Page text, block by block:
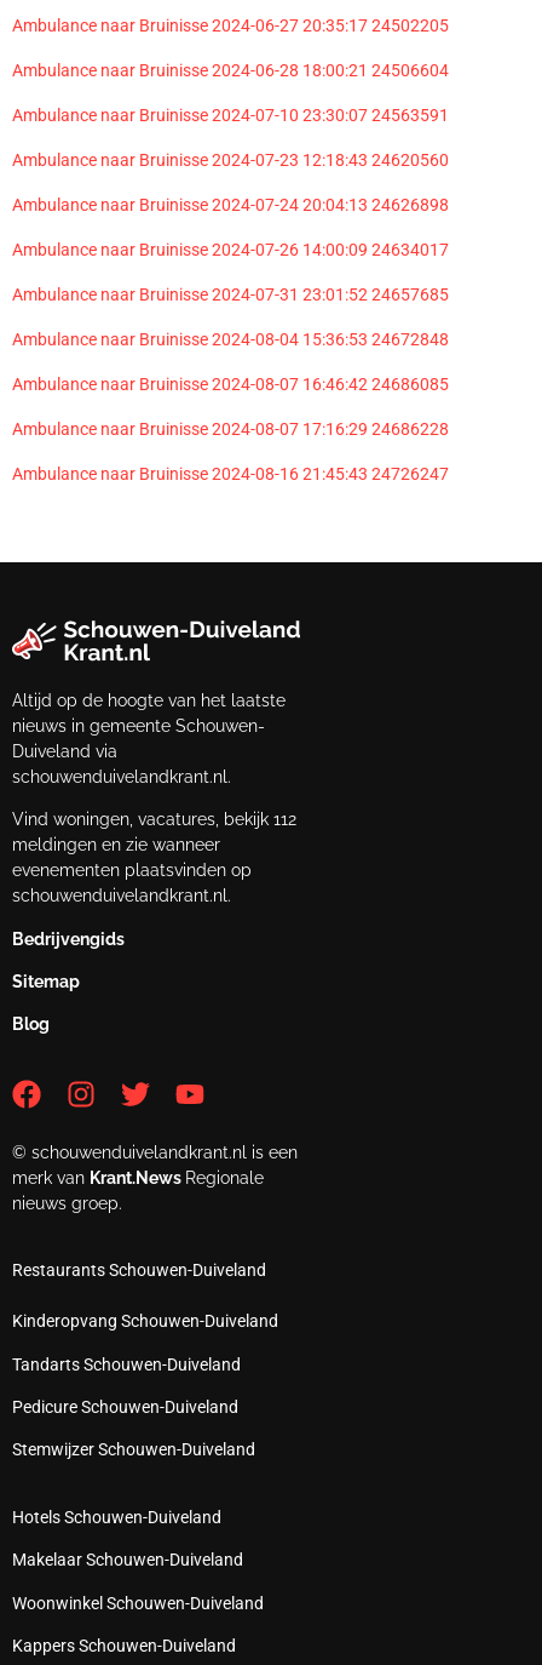
Ambulance naar Bruinisse 2024-06-27 20:35:17 24502205
Ambulance naar Bruinisse 2024-06-28 18:00:21 24506604
Ambulance naar Bruinisse 2024-07-10 23:30:07 24563591
Ambulance naar Bruinisse 2024-07-23 12:18:43 24620560
Ambulance naar Bruinisse 2024-07-24 20:04:13 24626898
Ambulance naar Bruinisse 2024-07-26 14:00:09 24634017
Ambulance naar Bruinisse 2024-07-31 23:01:52 24657685
Ambulance naar Bruinisse 2024-08-04 15:36:53 24672848
Ambulance naar Bruinisse 2024-08-07 16:46:42 24686085
Ambulance naar Bruinisse 2024-08-07 17:16:29 24686228
Ambulance naar Bruinisse 2024-08-16 21:45:43 24726247
Altijd op de hoogte van het laatste
nieuws in gemeente Schouwen-
Duiveland via
schouwenduivelandkrant.nl.
Vind woningen, vacatures, bekijk 112
meldingen en zie wanneer
evenementen plaatsvinden op
schouwenduivelandkrant.nl.
Bedrijvengids
Sitemap
Blog
© schouwenduivelandkrant.nl is een
merk van Krant.News Regionale
nieuws groep.
Restaurants Schouwen-Duiveland
Kinderopvang Schouwen-Duiveland
Tandarts Schouwen-Duiveland
Pedicure Schouwen-Duiveland
Stemwijzer Schouwen-Duiveland
Hotels Schouwen-Duiveland
Makelaar Schouwen-Duiveland
Woonwinkel Schouwen-Duiveland
Kappers Schouwen-Duiveland